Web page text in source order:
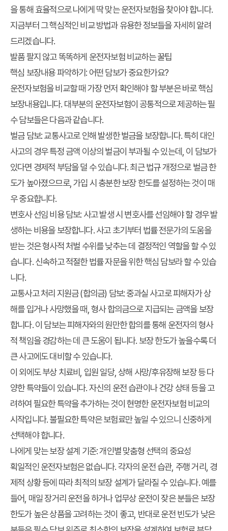
을 통해 효율적으로 나에게 딱 맞는 운전자보험을 찾아야 합니다.
지금부터 그 핵심적인 비교 방법과 유용한 정보들을 자세히 알려
드리겠습니다.
발품 팔지 않고 똑똑하게 운전자보험 비교하는 꿀팁
핵심 보장내용 파악하기: 어떤 담보가 중요한가요?
운전자보험을 비교할 때 가장 먼저 확인해야 할 부분은 바로 핵심
보장내용입니다. 대부분의 운전자보험이 공통적으로 제공하는 필
수 담보들은 다음과 같습니다.
벌금 담보:교통사고로 인해 발생한 벌금을 보장합니다. 특히 대인
사고의 경우 특정 금액 이상의 벌금이 부과될 수 있는데, 이 담보가
있다면 경제적 부담을 덜 수 있습니다. 최근 법규 개정으로 벌금 한
도가 높아졌으므로, 가입 시 충분한 보장 한도를 설정하는 것이 매
우 중요합니다.
변호사 선임 비용 담보: 사고 발생 시 변호사를 선임해야 할 경우 발
생하는 비용을 보장합니다. 사고 초기부터 법률 전문가의 도움을
받는 것은 형사적 처벌 수위를 낮추는 데 결정적인 역할을 할 수 있
습니다. 신속하고 적절한 법률 자문을 위한 핵심 담보라 할 수 있습
니다.
교통사고 처리 지원금 (합의금) 담보:중과실 사고로 피해자가 상
해를 입거나 사망했을 때, 형사 합의금으로 지급되는 금액을 보장
합니다. 이 담보는 피해자와의 원만한 합의를 통해 운전자의 형사
적 책임을 경감하는 데 큰 도움이 됩니다. 보장 한도가 높을수록 더
큰 사고에도 대비할 수 있습니다.
이 외에도 부상 치료비, 입원 일당, 상해 사망/후유장해 보장 등 다
양한 특약들이 있습니다. 자신의 운전 습관이나 건강 상태 등을 고
려하여 필요한 특약을 추가하는 것이 현명한운전자보험 비교의
시작입니다. 불필요한 특약은 보험료만 높일 수 있으니 신중하게
선택해야 합니다.
나에게 맞는 보장 설계 기준: 개인별 맞춤형 선택의 중요성
획일적인 운전자보험은 없습니다. 각자의 운전 습관, 주행 거리, 경
제적 상황 등에 따라 최적의 보장 설계가 달라질 수 있습니다. 예를
들어, 매일 장거리 운전을 하거나 업무상 운전이 잦은 분들은 보장
한도가 높은 상품을 고려하는 것이 좋고, 반대로 운전 빈도가 낮은